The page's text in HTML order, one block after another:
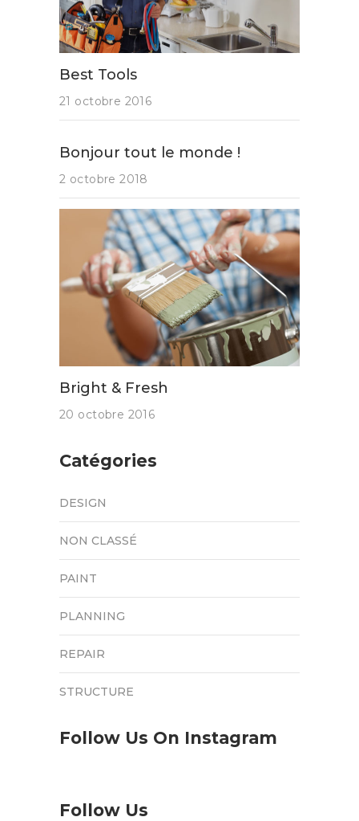
Best Tools
21 octobre 2016
Bonjour tout le monde !
2 octobre 2018
Bright & Fresh
20 octobre 2016
Catégories
DESIGN
NON CLASSÉ
PAINT
PLANNING
REPAIR
STRUCTURE
Follow Us On Instagram
Follow Us